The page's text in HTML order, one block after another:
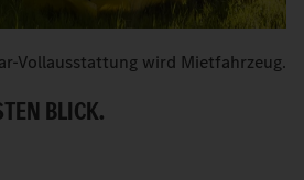
Vollausstattung wird Mietfahrzeug.
BLICK.